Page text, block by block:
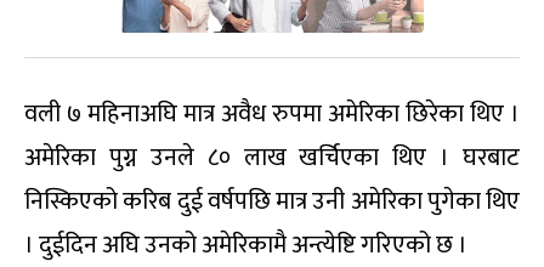
वली ७ महिनाअघि मात्र अवैध रुपमा अमेरिका छिरेका थिए ।
अमेरिका पुग्न उनले ८० लाख खर्चिएका थिए । घरबाट
निस्किएको करिब दुई वर्षपछि मात्र उनी अमेरिका पुगेका थिए
। दुईदिन अघि उनको अमेरिकामै अन्त्येष्टि गरिएको छ ।